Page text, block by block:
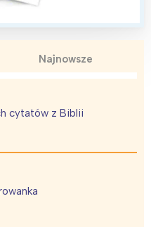
Najnowsze
cytatów z Biblii